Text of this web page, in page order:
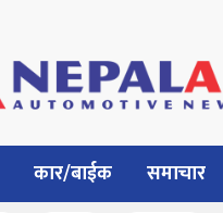
कार/बाईक समाचार